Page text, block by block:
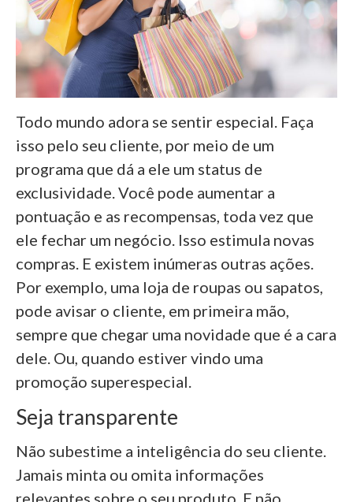
Todo mundo adora se sentir especial. Faça
isso pelo seu cliente, por meio de um
programa que dá a ele um status de
exclusividade. Você pode aumentar a
pontuação e as recompensas, toda vez que
ele fechar um negócio. Isso estimula novas
compras. E existem inúmeras outras ações.
Por exemplo, uma loja de roupas ou sapatos,
pode avisar o cliente, em primeira mão,
sempre que chegar uma novidade que é a cara
dele. Ou, quando estiver vindo uma
promoção superespecial.
Seja transparente
Não subestime a inteligência do seu cliente.
Jamais minta ou omita informações
relevantes sobre o seu produto. E não